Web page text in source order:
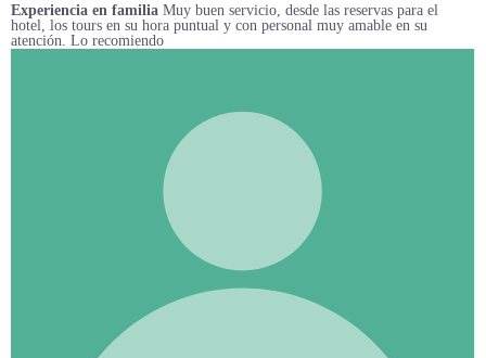
Experiencia en familia Muy buen servicio, desde las reservas para el
hotel, los tours en su hora puntual y con personal muy amable en su
atención. Lo recomiendo